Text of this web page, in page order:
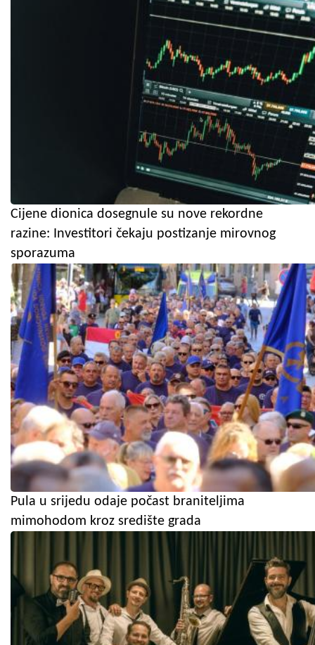
Cijene dionica dosegnule su nove rekordne
razine: Investitori čekaju postizanje mirovnog
sporazuma
Pula u srijedu odaje počast braniteljima
mimohodom kroz središte grada